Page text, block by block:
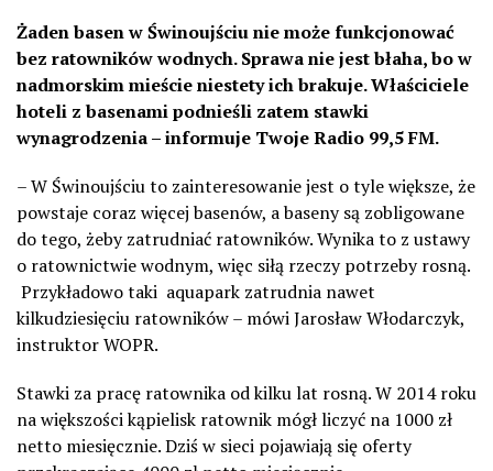
Żaden basen w Świnoujściu nie może funkcjonować
bez ratowników wodnych. Sprawa nie jest błaha, bo w
nadmorskim mieście niestety ich brakuje. Właściciele
hoteli z basenami podnieśli zatem stawki
wynagrodzenia – informuje Twoje Radio 99,5 FM.
– W Świnoujściu to zainteresowanie jest o tyle większe, że
powstaje coraz więcej basenów, a baseny są zobligowane
do tego, żeby zatrudniać ratowników. Wynika to z ustawy
o ratownictwie wodnym, więc siłą rzeczy potrzeby rosną.
Przykładowo taki aquapark zatrudnia nawet
kilkudziesięciu ratowników – mówi Jarosław Włodarczyk,
instruktor WOPR.
Stawki za pracę ratownika od kilku lat rosną. W 2014 roku
na większości kąpielisk ratownik mógł liczyć na 1000 zł
netto miesięcznie. Dziś w sieci pojawiają się oferty